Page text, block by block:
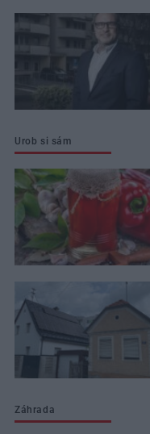
Urob si sám
Záhrada